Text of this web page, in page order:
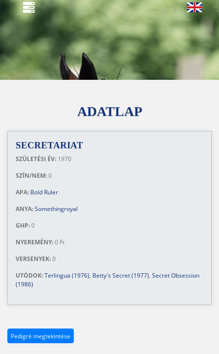
ADATLAP
SECRETARIAT
SZÜLETÉSI ÉV: 1970
SZÍN/NEM:0
APA: Bold Ruler
ANYA:Somethingroyal
GHP:0
NYEREMÉNY:0 Ft
VERSENYEK:0
UTÓDOK:Terlingua (1976), Betty's Secret (1977), Secret Obsession
(1986)
Pedigré megtekintése